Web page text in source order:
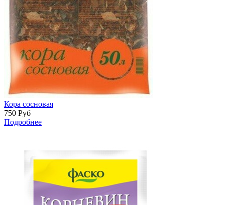
Кора сосновая
750 Руб
Подробнее